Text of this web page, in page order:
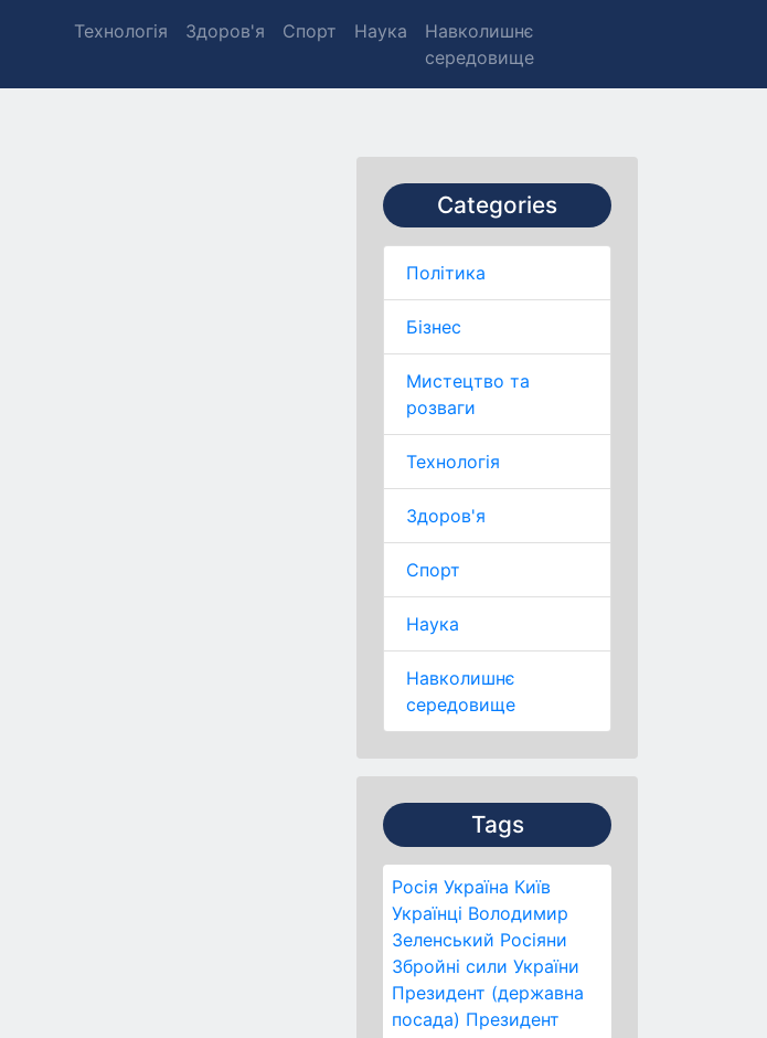
Технологія Здоров'я Спорт Наука
Навколишнє
середовище
Categories
Політика
Бізнес
Мистецтво та
розваги
Технологія
Здоров'я
Спорт
Наука
Навколишнє
середовище
Tags
Росія Україна Київ
Українці Володимир
Зеленський Росіяни
Збройні сили України
Президент (державна
посада) Президент